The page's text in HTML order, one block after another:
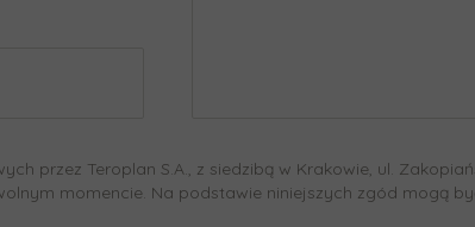
przez Teroplan S.A., z siedzibą w Krakowie, ul.
momencie. Na podstawie niniejszych zgód mogą